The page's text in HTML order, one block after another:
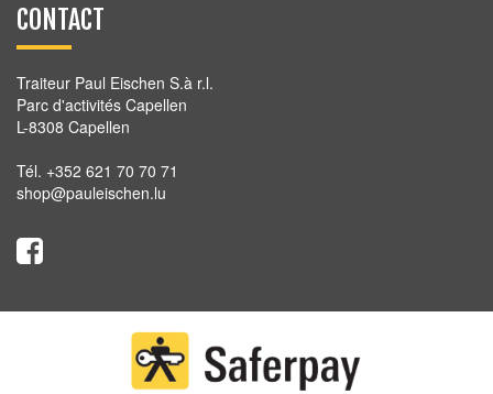
CONTACT
Traiteur Paul Eischen S.à r.l.
Parc d'activités Capellen
L-8308 Capellen
Tél. +352 621 70 70 71
shop@pauleischen.lu